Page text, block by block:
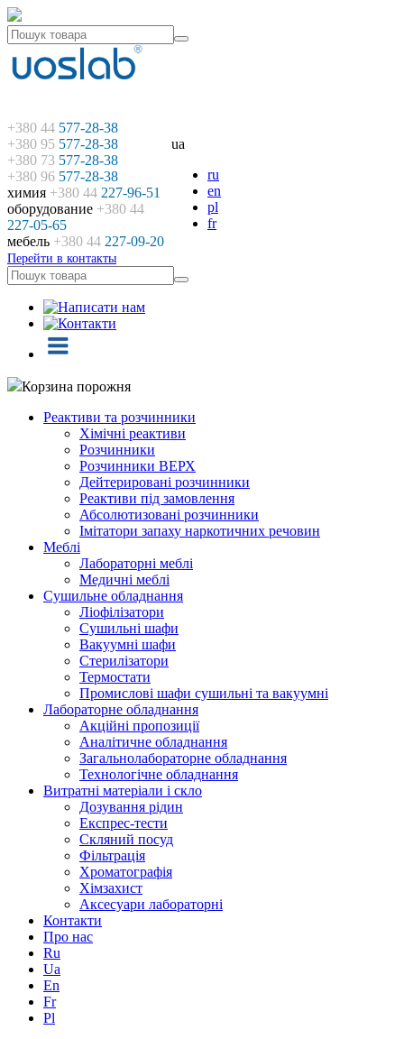
ua
ru
en
pl
fr
+380 44 577-28-38
+380 95 577-28-38
+380 73 577-28-38
+380 96 577-28-38
химия +380 44 227-96-51
оборудование +380 44
227-05-65
мебель +380 44 227-09-20
Перейти в контакты
Корзина порожня
Реактиви та розчинники
Хімічні реактиви
Розчинники
Розчинники ВЕРХ
Дейтерировані розчинники
Реактиви під замовлення
Абсолютизовані розчинники
Імітатори запаху наркотичних речовин
Меблі
Лабораторні меблі
Медичні меблі
Сушильне обладнання
Ліофілізатори
Сушильні шафи
Вакуумні шафи
Стерилізатори
Термостати
Промислові шафи сушильні та вакуумні
Лабораторне обладнання
Акційні пропозиції
Аналітичне обладнання
Загальнолабораторне обладнання
Технологічне обладнання
Витратні матеріали і скло
Дозування рідин
Експрес-тести
Скляний посуд
Фільтрація
Хроматографія
Хімзахист
Аксесуари лабораторні
Контакти
Про нас
Ru
Ua
En
Fr
Pl